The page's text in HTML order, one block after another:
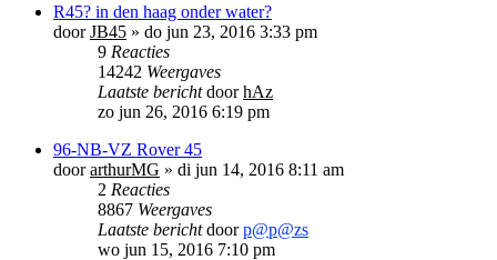
R45? in den haag onder water?
doorJB45 » do jun 23, 2016 3:33 pm
9 Reacties
14242 Weergaves
Laatste berichtdoorhAz
zo jun 26, 2016 6:19 pm
96-NB-VZ Rover 45
doorarthurMG » di jun 14, 2016 8:11 am
2 Reacties
8867 Weergaves
Laatste berichtdoorp@p@zs
wo jun 15, 2016 7:10 pm